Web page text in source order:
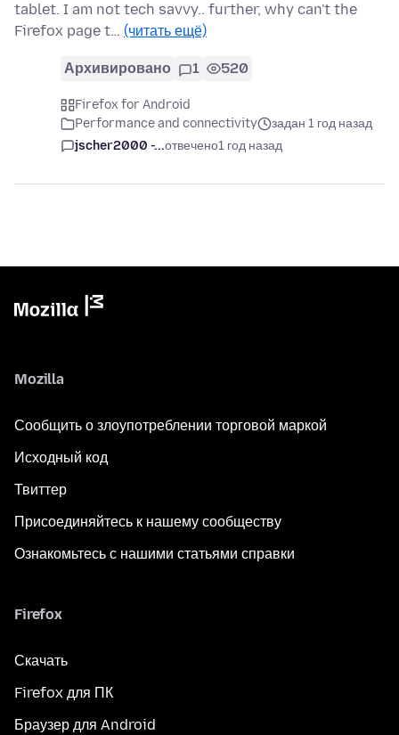
tablet. I am not tech savvy.. further, why can't the
Firefox page t… (читать ещё)
Архивировано 1 520
Firefox for Android
Performance and connectivity
задан 1 год назад
jscher2000 -...отвечено1 год назад
Mozilla
Сообщить о злоупотреблении торговой маркой
Исходный код
Твиттер
Присоединяйтесь к нашему сообществу
Ознакомьтесь с нашими статьями справки
Firefox
Скачать
Firefox для ПК
Браузер для Android